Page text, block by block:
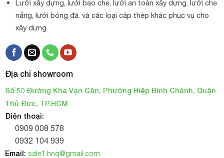
Lưới xây dựng, lưới bao che, lưới an toàn xây dựng, lưới che
nắng, lưới bóng đá. và các loại cáp thép khác phục vụ cho
xây dựng.
Địa chỉ showroom
Số 50 Đường Kha Vạn Cân, Phường Hiệp Bình Chánh, Quận
Thủ Đức, TP.HCM
Điện thoại:
0909 008 578
0932 104 939
Email: sale1.hnq@gmail.com